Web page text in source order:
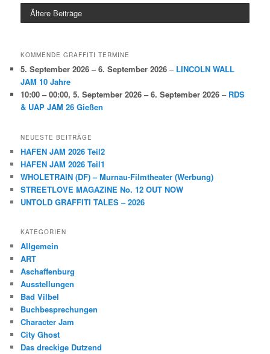
Ältere Beiträge
KOMMENDE GRAFFITI TERMINE
5. September 2026 – 6. September 2026 – LINCOLN WALL
JAM 10 Jahre
10:00 – 00:00,5. September 2026 – 6. September 2026 – RDS
& UAP JAM 26 Gießen
NEUESTE BEITRÄGE
HAFEN JAM 2026 Teil2
HAFEN JAM 2026 Teil1
WHOLETRAIN (DF) – Murnau-Filmtheater (Werbung)
STREETLOVE MAGAZINE No. 12 OUT NOW
UNTOLD GRAFFITI TALES – 2026
KATEGORIEN
Allgemein
ART
Aschaffenburg
Ausstellungen
Bad Vilbel
Buchbesprechungen
Character Jam
City Ghost
Das dreckige Dutzend